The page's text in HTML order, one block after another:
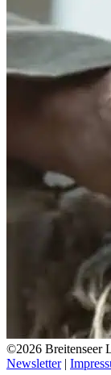
©2026 Breitenseer
Newsletter|